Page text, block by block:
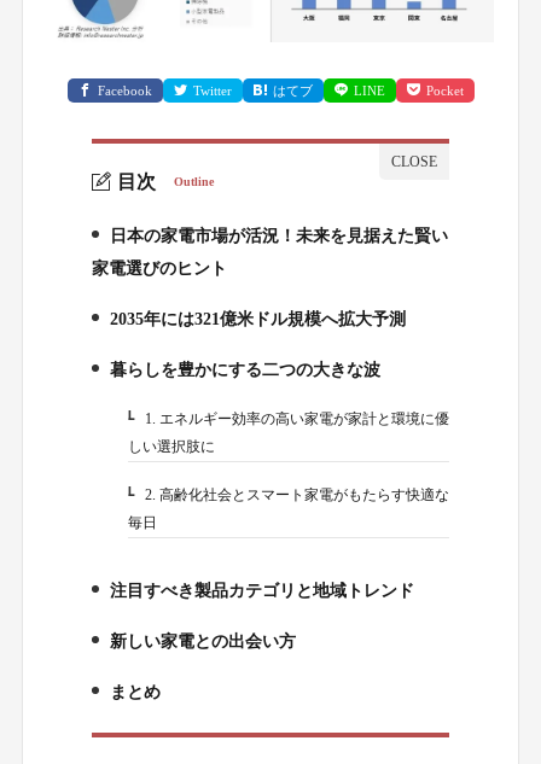
Facebook Twitter はてブ LINE Pocket
目次 Outline
日本の家電市場が活況！未来を見据えた賢い
家電選びのヒント
2.
2035年には321億米ドル規模へ拡大予測
3.
暮らしを豊かにする二つの大きな波
3-1.1. エネルギー効率の高い家電が家計と環境に優
しい選択肢に
3-2.2. 高齢化社会とスマート家電がもたらす快適な
毎日
4.
注目すべき製品カテゴリと地域トレンド
5.
新しい家電との出会い方
まとめ